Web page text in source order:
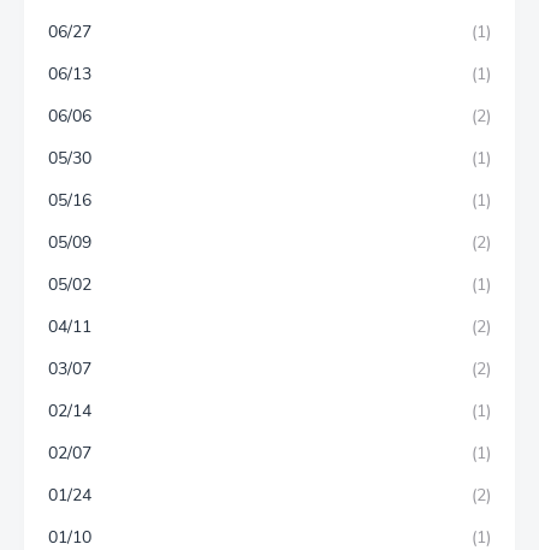
06/27
(1)
06/13
(1)
06/06
(2)
05/30
(1)
05/16
(1)
05/09
(2)
05/02
(1)
04/11
(2)
03/07
(2)
02/14
(1)
02/07
(1)
01/24
(2)
01/10
(1)